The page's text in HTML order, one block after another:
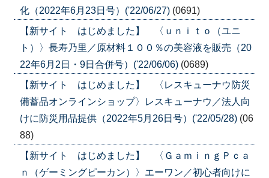
化（2022年6月23日号）('22/06/27) (0691)
【新サイト はじめました】 〈ｕｎｉｔｏ（ユニ
ト）〉長寿乃里／原材料１００％の美容液を販売（20
22年6月2日・9日合併号）('22/06/06) (0689)
【新サイト はじめました】 〈レスキューナウ防災
備蓄品オンラインショップ〉レスキューナウ／法人向
けに防災用品提供（2022年5月26日号）('22/05/28) (06
88)
【新サイト はじめました】 〈ＧａｍｉｎｇＰｃａ
ｎ（ゲーミングピーカン）〉エーワン／初心者向けに